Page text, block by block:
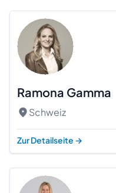
Ramona Gamma
Schweiz
Zur Detailseite →